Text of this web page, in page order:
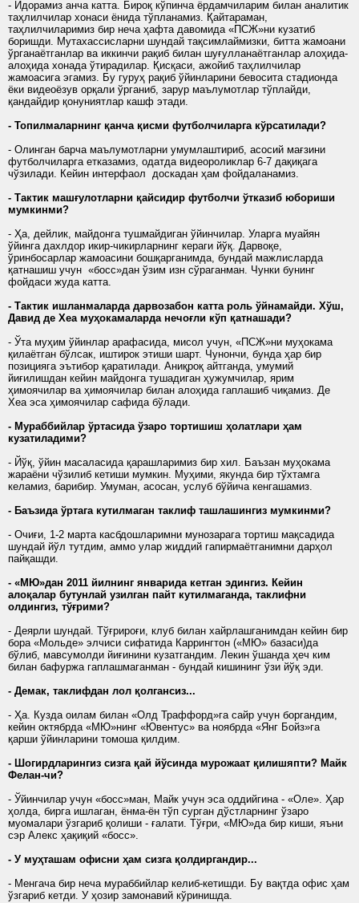
- Идорамиз анча катта. Бироқ кўпинча ёрдамчиларим билан аналитик
таҳлилчилар хонаси ёнида тўпланамиз. Қайтараман,
таҳлилчиларимиз бир неча ҳафта давомида «ПСЖ»ни кузатиб
боришди. Мутахассисларни шундай тақсимлаймизки, битта жамоани
ўрганаётганлар ва иккинчи рақиб билан шуғулланаётганлар алоҳида-
алоҳида хонада ўтирадилар. Қисқаси, ажойиб таҳлилчилар
жамоасига эгамиз. Бу гуруҳ рақиб ўйинларини бевосита стадионда
ёки видеоёзув орқали ўрганиб, зарур маълумотлар тўплайди,
қандайдир қонуниятлар кашф этади.
- Топилмаларнинг қанча қисми футболчиларга кўрсатилади?
- Олинган барча маълумотларни умумлаштириб, асосий мағзини
футболчиларга етказамиз, одатда видеороликлар 6-7 дақиқага
чўзилади. Кейин интерфаол доскадан ҳам фойдаланамиз.
- Тактик машғулотларни қайсидир футболчи ўтказиб юбориши
мумкинми?
- Ҳа, дейлик, майдонга тушмайдиган ўйинчилар. Уларга муайян
ўйинга дахлдор икир-чикирларнинг кераги йўқ. Дарвоқе,
ўринбосарлар жамоасини бошқарганимда, бундай мажлисларда
қатнашиш учун «босс»дан ўзим изн сўраганман. Чунки бунинг
фойдаси жуда катта.
- Тактик ишланмаларда дарвозабон катта роль ўйнамайди. Хўш,
Давид де Хеа муҳокамаларда нечоғли кўп қатнашади?
- Ўта муҳим ўйинлар арафасида, мисол учун, «ПСЖ»ни муҳокама
қилаётган бўлсак, иштирок этиши шарт. Чунончи, бунда ҳар бир
позицияга эътибор қаратилади. Аниқроқ айтганда, умумий
йиғилишдан кейин майдонга тушадиган ҳужумчилар, ярим
ҳимоячилар ва ҳимоячилар билан алоҳида гаплашиб чиқамиз. Де
Хеа эса ҳимоячилар сафида бўлади.
- Мураббийлар ўртасида ўзаро тортишиш ҳолатлари ҳам
кузатиладими?
- Йўқ, ўйин масаласида қарашларимиз бир хил. Баъзан муҳокама
жараёни чўзилиб кетиши мумкин. Муҳими, якунда бир тўхтамга
келамиз, барибир. Умуман, асосан, услуб бўйича кенгашамиз.
- Баъзида ўртага кутилмаган таклиф ташлашингиз мумкинми?
- Очиғи, 1-2 марта касбдошларимни мунозарага тортиш мақсадида
шундай йўл тутдим, аммо улар жиддий гапирмаётганимни дарҳол
пайқашди.
- «МЮ»дан 2011 йилнинг январида кетган эдингиз. Кейин
алоқалар бутунлай узилган пайт кутилмаганда, таклифни
олдингиз, тўғрими?
- Деярли шундай. Тўғрироғи, клуб билан хайрлашганимдан кейин бир
бора «Мольде» элчиси сифатида Каррингтон («МЮ» базаси)да
бўлиб, мавсумолди йиғинини кузатгандим. Лекин ўшанда ҳеч ким
билан бафуржа гаплашмаганман - бундай кишининг ўзи йўқ эди.
- Демак, таклифдан лол қолгансиз...
- Ҳа. Кузда оилам билан «Олд Траффорд»га сайр учун боргандим,
кейин октябрда «МЮ»нинг «Ювентус» ва ноябрда «Янг Бойз»га
қарши ўйинларини томоша қилдим.
- Шогирдларингиз сизга қай йўсинда мурожаат қилишяпти? Майк
Фелан-чи?
- Ўйинчилар учун «босс»ман, Майк учун эса оддийгина - «Оле». Ҳар
ҳолда, бирга ишлаган, ёнма-ён тўп сурган дўстларнинг ўзаро
муомалари ўзгариб қолиши - ғалати. Тўғри, «МЮ»да бир киши, яъни
сэр Алекс ҳақиқий «босс».
- У муҳташам офисни ҳам сизга қолдиргандир...
- Менгача бир неча мураббийлар келиб-кетишди. Бу вақтда офис ҳам
ўзгариб кетди. У ҳозир замонавий кўринишда.